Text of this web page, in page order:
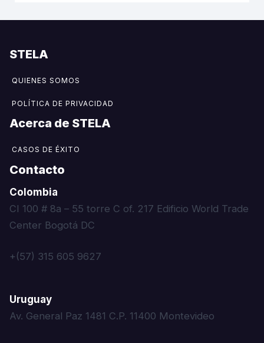
STELA
QUIENES SOMOS
POLÍTICA DE PRIVACIDAD
Acerca de STELA​
CASOS DE ÉXITO
Contacto
Colombia
CI 100 # 8a – 55 torre C of. 217 Edificio World Trade
Center Bogotá DC
+(57) 315 605 9627
Uruguay
Av. General Paz 1481 C.P. 11400 Montevideo